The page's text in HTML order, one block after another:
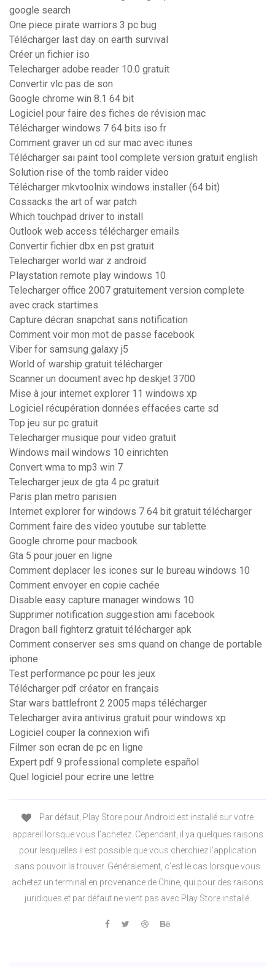
google search
One piece pirate warriors 3 pc bug
Télécharger last day on earth survival
Créer un fichier iso
Telecharger adobe reader 10.0 gratuit
Convertir vlc pas de son
Google chrome win 8.1 64 bit
Logiciel pour faire des fiches de révision mac
Télécharger windows 7 64 bits iso fr
Comment graver un cd sur mac avec itunes
Télécharger sai paint tool complete version gratuit english
Solution rise of the tomb raider video
Télécharger mkvtoolnix windows installer (64 bit)
Cossacks the art of war patch
Which touchpad driver to install
Outlook web access télécharger emails
Convertir fichier dbx en pst gratuit
Telecharger world war z android
Playstation remote play windows 10
Telecharger office 2007 gratuitement version complete
avec crack startimes
Capture décran snapchat sans notification
Comment voir mon mot de passe facebook
Viber for samsung galaxy j5
World of warship gratuit télécharger
Scanner un document avec hp deskjet 3700
Mise à jour internet explorer 11 windows xp
Logiciel récupération données effacées carte sd
Top jeu sur pc gratuit
Telecharger musique pour video gratuit
Windows mail windows 10 einrichten
Convert wma to mp3 win 7
Telecharger jeux de gta 4 pc gratuit
Paris plan metro parisien
Internet explorer for windows 7 64 bit gratuit télécharger
Comment faire des video youtube sur tablette
Google chrome pour macbook
Gta 5 pour jouer en ligne
Comment deplacer les icones sur le bureau windows 10
Comment envoyer en copie cachée
Disable easy capture manager windows 10
Supprimer notification suggestion ami facebook
Dragon ball fighterz gratuit télécharger apk
Comment conserver ses sms quand on change de portable
iphone
Test performance pc pour les jeux
Télécharger pdf créator en français
Star wars battlefront 2 2005 maps télécharger
Telecharger avira antivirus gratuit pour windows xp
Logiciel couper la connexion wifi
Filmer son ecran de pc en ligne
Expert pdf 9 professional complete español
Quel logiciel pour ecrire une lettre
Par défaut, Play Store pour Android est installé sur votre
appareil lorsque vous l’achetez. Cependant, il ya quelques raisons
pour lesquelles il est possible que vous cherchiez l’application
sans pouvoir la trouver. Généralement, c’est le cas lorsque vous
achetez un terminal en provenance de Chine, qui pour des raisons
juridiques et par défaut ne vient pas avec Play Store installé.